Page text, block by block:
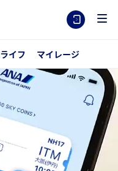
イフ マイレージ